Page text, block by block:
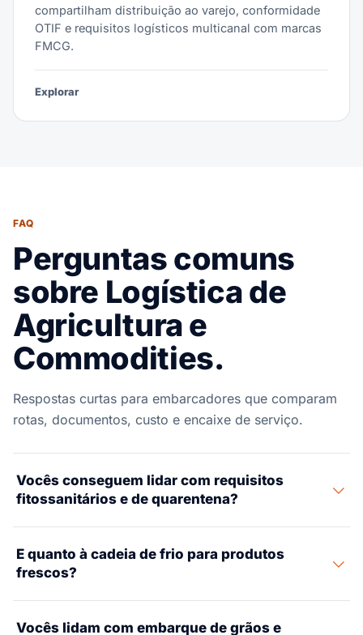
compartilham distribuição ao varejo, conformidade
OTIF e requisitos logísticos multicanal com marcas
FMCG.
Explorar
FAQ
Perguntas comuns
sobre Logística de
Agricultura e
Commodities.
Respostas curtas para embarcadores que comparam
rotas, documentos, custo e encaixe de serviço.
Vocês conseguem lidar com requisitos
fitossanitários e de quarentena?
de importação USDA APHIS e requisitos de fumigação
para todas as importações agrícolas. Nossa equipe
coordena com inspetores USDA para minimizar atrasos
de liberação.
E quanto à cadeia de frio para produtos
frescos?
frescas, vegetais e flores — incluindo contêineres
Vocês lidam com embarque de grãos e